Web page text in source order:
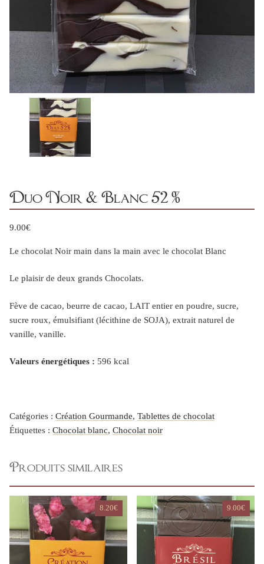
Duo Noir & Blanc 52 %
9.00€
Le chocolat Noir main dans la main avec le chocolat Blanc
Le plaisir de deux grands Chocolats.
Fève de cacao, beurre de cacao, LAIT entier en poudre, sucre,
sucre roux, émulsifiant (lécithine de SOJA), extrait naturel de
vanille, vanille.
Valeurs énergétiques : 596 kcal
Catégories : Création Gourmande, Tablettes de chocolat
Étiquettes : Chocolat blanc, Chocolat noir
Produits similaires
8.20€ 9.00€